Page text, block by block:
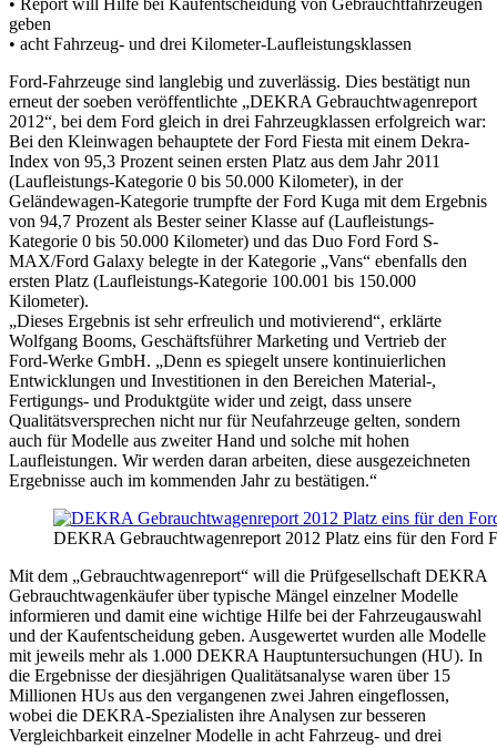
geben
• acht Fahrzeug- und drei Kilometer-Laufleistungsklassen
Ford-Fahrzeuge sind langlebig und zuverlässig. Dies bestätigt nun
erneut der soeben veröffentlichte „DEKRA Gebrauchtwagenreport
2012“, bei dem Ford gleich in drei Fahrzeugklassen erfolgreich war:
Bei den Kleinwagen behauptete der Ford Fiesta mit einem Dekra-
Index von 95,3 Prozent seinen ersten Platz aus dem Jahr 2011
(Laufleistungs-Kategorie 0 bis 50.000 Kilometer), in der
Geländewagen-Kategorie trumpfte der Ford Kuga mit dem Ergebnis
von 94,7 Prozent als Bester seiner Klasse auf (Laufleistungs-
Kategorie 0 bis 50.000 Kilometer) und das Duo Ford Ford S-
MAX/Ford Galaxy belegte in der Kategorie „Vans“ ebenfalls den
ersten Platz (Laufleistungs-Kategorie 100.001 bis 150.000
Kilometer).
„Dieses Ergebnis ist sehr erfreulich und motivierend“, erklärte
Wolfgang Booms, Geschäftsführer Marketing und Vertrieb der
Ford-Werke GmbH. „Denn es spiegelt unsere kontinuierlichen
Entwicklungen und Investitionen in den Bereichen Material-,
Fertigungs- und Produktgüte wider und zeigt, dass unsere
Qualitätsversprechen nicht nur für Neufahrzeuge gelten, sondern
auch für Modelle aus zweiter Hand und solche mit hohen
Laufleistungen. Wir werden daran arbeiten, diese ausgezeichneten
Ergebnisse auch im kommenden Jahr zu bestätigen.“
DEKRA Gebrauchtwagenreport 2012 Platz eins für den Ford
Mit dem „Gebrauchtwagenreport“ will die Prüfgesellschaft DEKRA
Gebrauchtwagenkäufer über typische Mängel einzelner Modelle
informieren und damit eine wichtige Hilfe bei der Fahrzeugauswahl
und der Kaufentscheidung geben. Ausgewertet wurden alle Modelle
mit jeweils mehr als 1.000 DEKRA Hauptuntersuchungen (HU). In
die Ergebnisse der diesjährigen Qualitätsanalyse waren über 15
Millionen HUs aus den vergangenen zwei Jahren eingeflossen,
wobei die DEKRA-Spezialisten ihre Analysen zur besseren
Vergleichbarkeit einzelner Modelle in acht Fahrzeug- und drei